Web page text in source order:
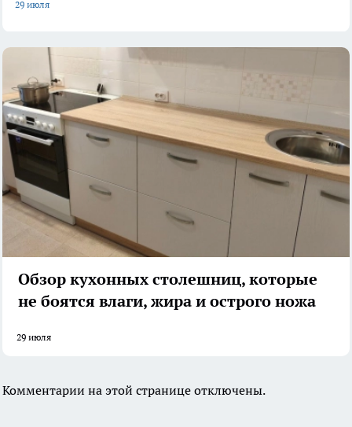
29 июля
Обзор кухонных столешниц, которые
не боятся влаги, жира и острого ножа
29 июля
Комментарии на этой странице отключены.